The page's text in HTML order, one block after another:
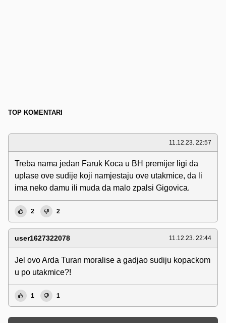
TOP KOMENTARI
11.12.23. 22:57
Treba nama jedan Faruk Koca u BH premijer ligi da
uplase ove sudije koji namjestaju ove utakmice, da li
ima neko damu ili muda da malo zpalsi Gigovica.
2 2
user1627322078 11.12.23. 22:44
Jel ovo Arda Turan moralise a gadjao sudiju kopackom
u po utakmice?!
1 1